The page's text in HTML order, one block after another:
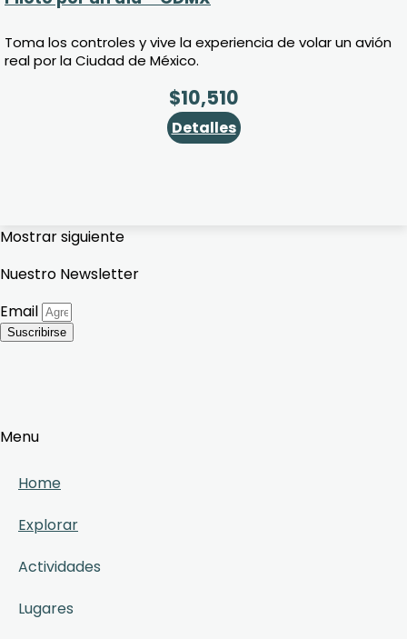
Toma los controles y vive la experiencia de volar un avión
real por la Ciudad de México.
$10,510
Detalles
Mostrar siguiente
Nuestro Newsletter
Email
Suscribirse
Menu
Home
Explorar
Actividades
Lugares